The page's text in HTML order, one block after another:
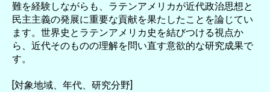
難を経験しながらも、ラテンアメリカが近代政治思想と
民主主義の発展に重要な貢献を果たしたことを論じてい
ます。世界史とラテンアメリカ史を結びつける視点か
ら、近代そのものの理解を問い直す意欲的な研究成果で
す。
[対象地域、年代、研究分野]